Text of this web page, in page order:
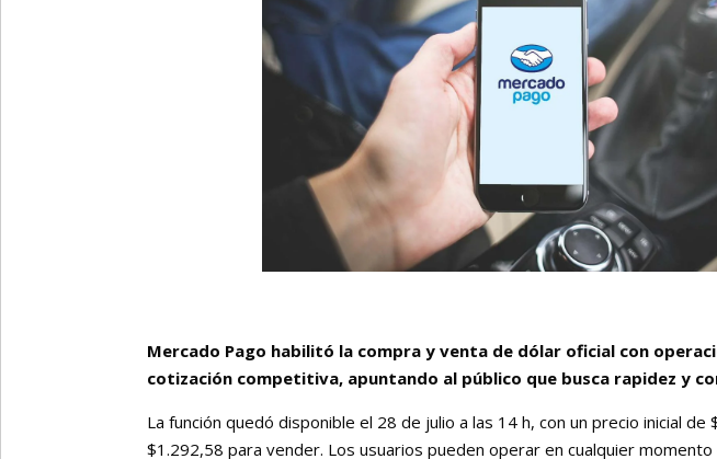
Mercado Pago habilitó la compra y venta de dólar oficial con
cotización competitiva, apuntando al público que busca rapidez y
La función quedó disponible el 28 de julio a las 14 h, con un precio inicial
$1.292,58 para vender. Los usuarios pueden operar en cualquier momento